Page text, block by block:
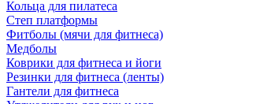
Кольца для пилатеса
Степ платформы
Фитболы (мячи для фитнеса)
Медболы
Коврики для фитнеса и йоги
Резинки для фитнеса (ленты)
Гантели для фитнеса